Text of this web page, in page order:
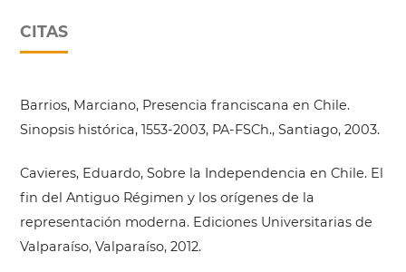
CITAS
Barrios, Marciano, Presencia franciscana en Chile.
Sinopsis histórica, 1553-2003, PA-FSCh., Santiago, 2003.
Cavieres, Eduardo, Sobre la Independencia en Chile. El
fin del Antiguo Régimen y los orígenes de la
representación moderna. Ediciones Universitarias de
Valparaíso, Valparaíso, 2012.